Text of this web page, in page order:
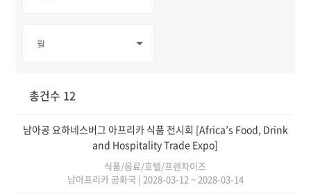
총건수 12
남아공 요하네스버그 아프리카 식품 전시회 [Africa’s Food, Drink
and Hospitality Trade Expo]
식품/음료/호텔/프렌차이즈
남아프리카 공화국 | 2028-03-12 ~ 2028-03-14